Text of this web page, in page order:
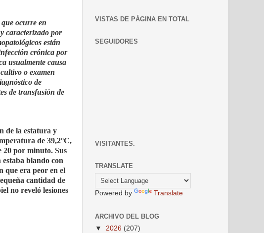
ocurre en
caracterizado por
están
crónica por
usualmente causa
o examen
de
de transfusión de
de la estatura y
de 39,2°C,
20 por minuto. Sus
blando con
que era peor en el
cantidad de
no reveló lesiones
VISTAS DE PÁGINA EN TOTAL
SEGUIDORES
VISITANTES.
TRANSLATE
Powered by Translate
ARCHIVO DEL BLOG
▼ 2026 (207)